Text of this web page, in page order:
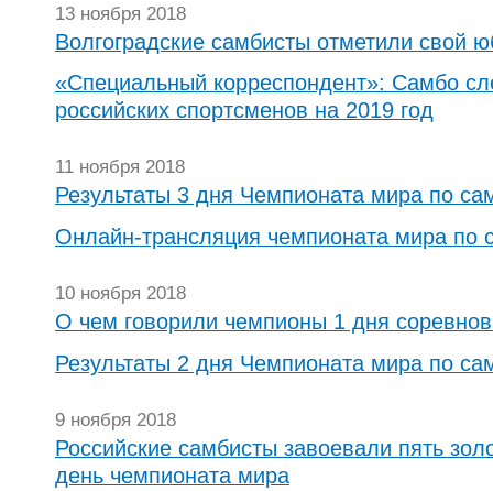
13 ноября 2018
Волгоградские самбисты отметили свой
«Специальный корреспондент»: Самбо
российских спортсменов на 2019 год
11 ноября 2018
Результаты 3 дня Чемпионата мира по
Онлайн-трансляция чемпионата мира по
10 ноября 2018
О чем говорили чемпионы 1 дня
Результаты 2 дня Чемпионата мира по
9 ноября 2018
Российские самбисты завоевали пять
день чемпионата мира